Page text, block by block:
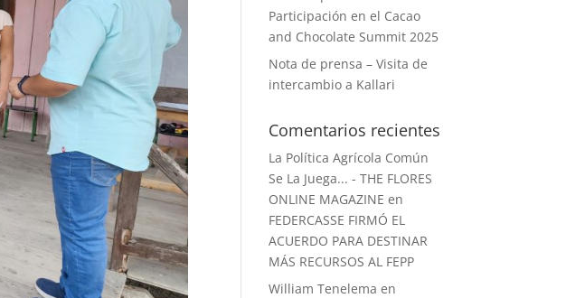
Participación en el Cacao
and Chocolate Summit 2025
Nota de prensa – Visita de
intercambio a Kallari
Comentarios recientes
La Política Agrícola Común
Se La Juega... - THE FLORES
ONLINE MAGAZINE en
FEDERCASSE FIRMÓ EL
ACUERDO PARA DESTINAR
MÁS RECURSOS AL FEPP
William Tenelema en